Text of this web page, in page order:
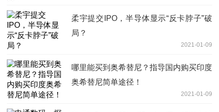
柔宇提交IPO，半导体显示“反卡脖子”破
局？
2021-01-09
哪里能买到奥希替尼？指导国内购买印度
奥希替尼简单途径！
2021-01-09